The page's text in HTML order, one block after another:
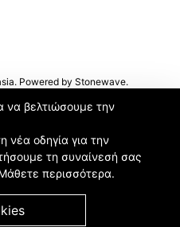
να βελτιώσουμε την
νέα οδηγία για την
τη συναίνεσή σας
περισσότερα.
Powered by Stonewave.